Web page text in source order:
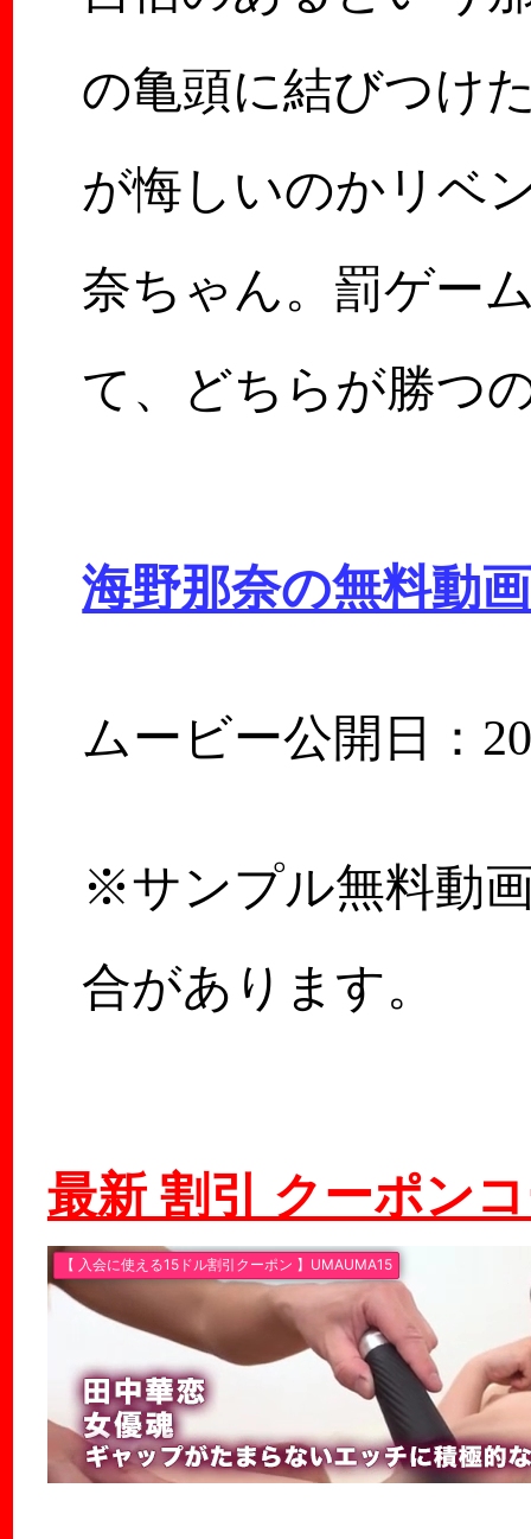
の亀頭に結びつけ
が悔しいのかリベ
奈ちゃん。罰ゲー
て、どちらが勝つ
海野那奈の無料動
ムービー公開日：
※サンプル無料動
合があります。
最新 割引 クーポン